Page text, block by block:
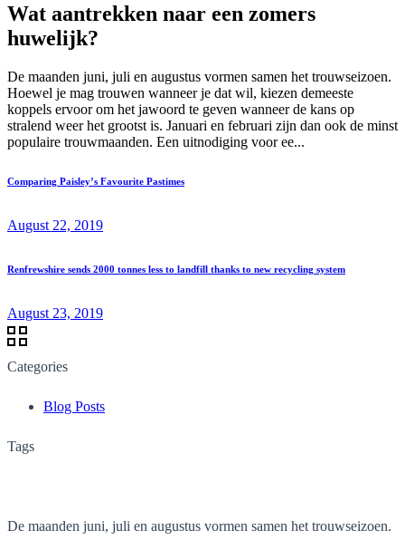
Wat aantrekken naar een zomers
huwelijk?
De maanden juni, juli en augustus vormen samen het trouwseizoen.
Hoewel je mag trouwen wanneer je dat wil, kiezen demeeste
koppels ervoor om het jawoord te geven wanneer de kans op
stralend weer het grootst is. Januari en februari zijn dan ook de minst
populaire trouwmaanden. Een uitnodiging voor ee...
Comparing Paisley’s Favourite Pastimes
August 22, 2019
Renfrewshire sends 2000 tonnes less to landfill thanks to new recycling system
August 23, 2019
Categories
Blog Posts
Tags
De maanden juni, juli en augustus vormen samen het trouwseizoen.